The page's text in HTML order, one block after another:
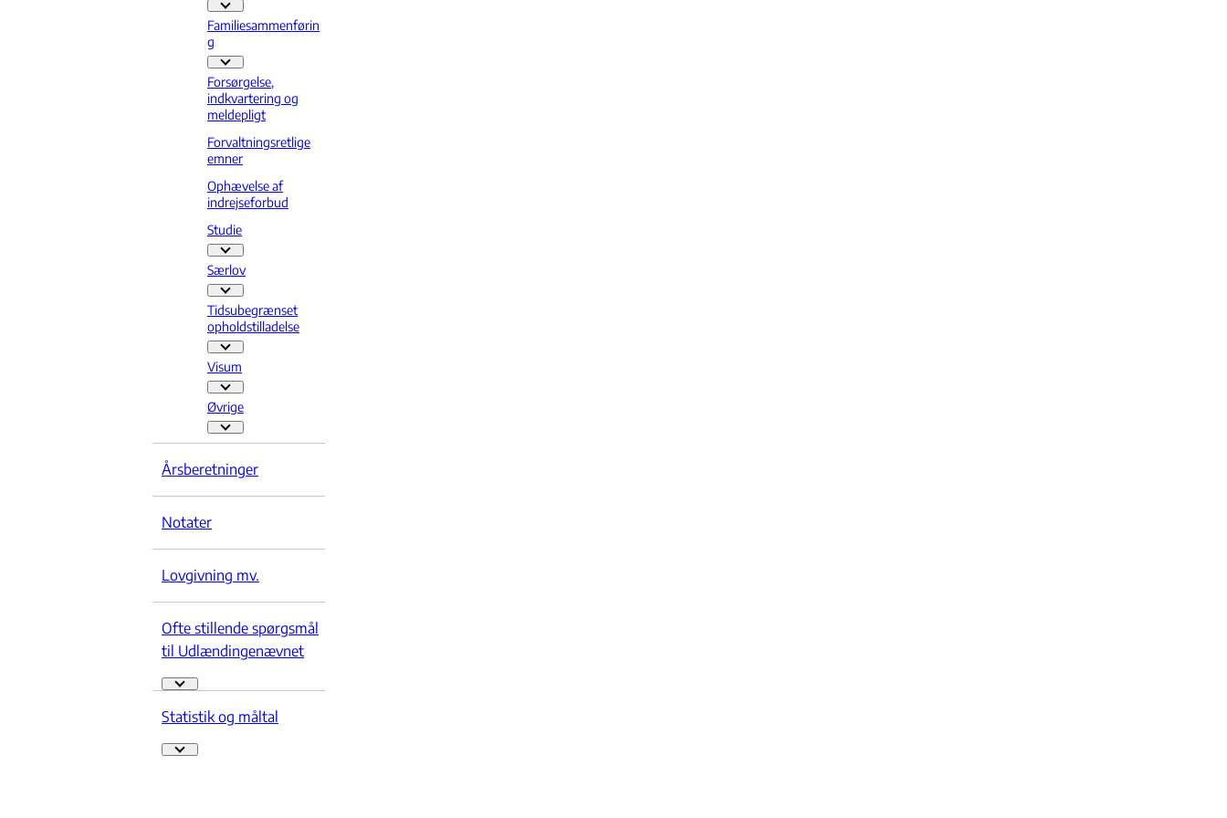
EU - Flere links
Familiesammenførin
g
Familiesammenføring - Flere links
Forsørgelse,
indkvartering og
meldepligt
Forvaltningsretlige
emner
Ophævelse af
indrejseforbud
Studie
Studie - Flere links
Særlov
Særlov - Flere links
Tidsubegrænset
opholdstilladelse
Visum
Visum - Flere links
Øvrige
Øvrige - Flere links
Årsberetninger
Notater
Lovgivning mv.
Ofte stillende spørgsmål
til Udlændingenævnet
Ofte stillende spørgsmål til Udlændingenævnet - Flere links
Statistik og måltal
Statistik og måltal - Flere links